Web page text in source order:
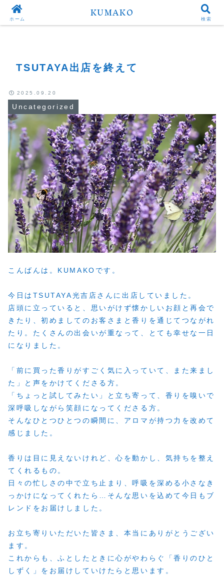
Uncategorized
TSUTAYA出店を終えて
Uncategorized
2025.09.20
こんばんは。KUMAKOです。
今日はTSUTAYA光吉店さんに出店していました。
店頭に立っていると、思いがけず懐かしいお顔と再会で
きたり、初めましてのお客さまと香りを通じてつながれ
たり。たくさんの出会いが重なって、とても幸せな一日
になりました。
「前に買った香りがすごく気に入っていて、また来まし
た」と声をかけてくださる方。
「ちょっと試してみたい」と立ち寄って、香りを嗅いで
深呼吸しながら笑顔になってくださる方。
そんなひとつひとつの瞬間に、アロマが持つ力を改めて
感じました。
香りは目に見えないけれど、心を動かし、気持ちを整え
てくれるもの。
日々の忙しさの中で立ち止まり、呼吸を深める小さなき
っかけになってくれたら…そんな思いを込めて今日もブ
レンドをお届けしました。
お立ち寄りいただいた皆さま、本当にありがとうござい
ます。
これからも、ふとしたときに心がやわらぐ「香りのひと
しずく」をお届けしていけたらと思います。
ホーム KUMAKO 検索